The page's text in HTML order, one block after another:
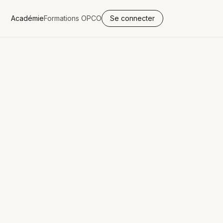
AcadémieFormations OPCO Se connecter